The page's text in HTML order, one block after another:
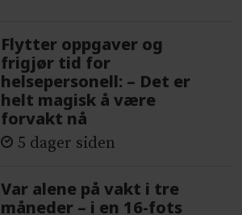
Flytter oppgaver og
frigjør tid for
helsepersonell: – Det er
helt magisk å være
forvakt nå
5 dager siden
Var alene på vakt i tre
måneder – i en 16-fots